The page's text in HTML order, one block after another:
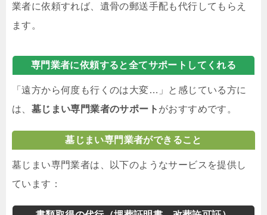
業者に依頼すれば、遺骨の郵送手配も代行してもらえ
ます。
専門業者に依頼すると全てサポートしてくれる
「遠方から何度も行くのは大変…」と感じている方に
は、 墓じまい専門業者のサポート がおすすめです。
墓じまい専門業者ができること
墓じまい専門業者は、以下のようなサービスを提供し
ています：